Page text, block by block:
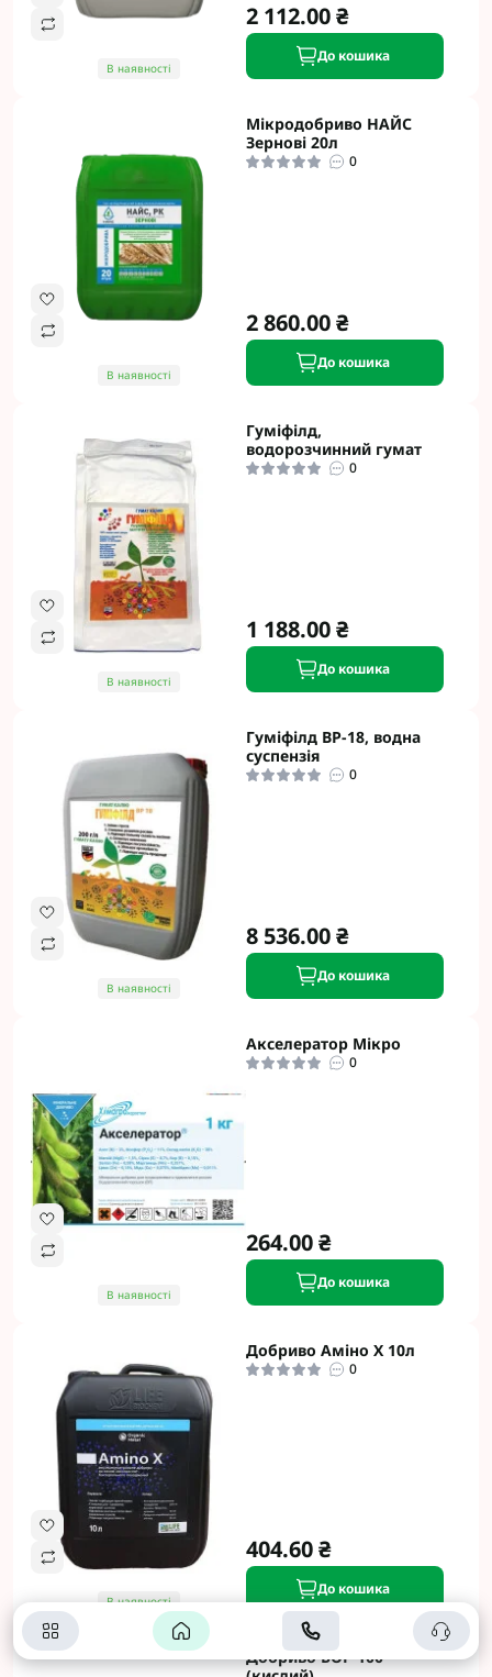
В наявності
2 112.00 ₴
До кошика
В наявності
Мікродобриво НАЙС
Зернові 20л
0
2 860.00 ₴
До кошика
В наявності
Гуміфілд,
водорозчинний гумат
0
1 188.00 ₴
До кошика
В наявності
Гуміфілд ВР-18, водна
суспензія
0
8 536.00 ₴
До кошика
В наявності
Акселератор Мікро
0
264.00 ₴
До кошика
В наявності
Добриво Аміно Х 10л
0
404.60 ₴
До кошика
Добриво БОР 100